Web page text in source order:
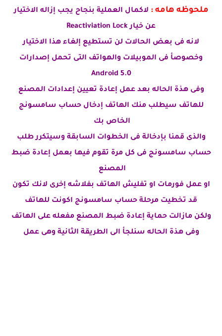
ملحوظه هامه : لاكمال العملية بنجاح يجب إزاله الاختيار
عن خيار Reactiviation Lock
لانه فى بعض الحالات لن تستطيع إلغاء هذا الاختيار
وخصوصأ فى الموبيلات والهواتف التى تحمل إصدارات
Android 5.0
وفى هذة الحاله بعد عمل إعادة تعيين إعدادات المصنع
للهاتف سيطلب منك الهاتف إدخال حساب سامسونج
الخاص بك
والذى قمنا بإدخالة فى الخطوات السابقة وسيتكرر طلب
حساب سامسونج فى كل مرة تقوم فيها بعمل إعادة ضبط
المصنع
او عمل فورمات او تفليش الهاتف بفلاشه إخرى لانك تكون
قد تخطيت مرحلة حساب سامسونج اكونت للهاتف
ولكن مازالت حماية إعادة ضبط المصنع مفعله على الهاتف
وفى هذة الحاله سنلجأ الى الطريقة الثانية وهى عمل